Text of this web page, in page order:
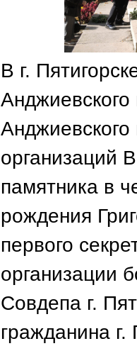
В г.
организаций
памятника в
рождения
первого
организации
Совдепа г.
гражданина